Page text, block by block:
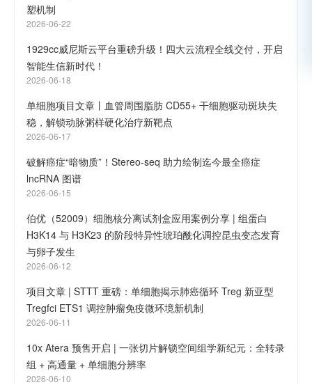
塑机制
2026-06-22
1929cc威尼斯云平台重磅升级！四大云流程全线交付，开启
智能生信新时代！
2026-06-18
单细胞项目文章丨血管周围脂肪 CD55+ 干细胞驱动斑块失
稳，解锁动脉粥样硬化治疗新靶点
2026-06-17
破解癌症“暗物质”！Stereo-seq 助力绘制迄今最全癌症
lncRNA 图谱
2026-06-15
伯优（52009）细胞核分离试剂盒应用案例分享 | 组蛋白
H3K14 与 H3K23 的阶段特异性琥珀酰化调控昆虫变态发育
与卵子发生
2026-06-12
项目文章 | STTT 重磅：单细胞揭示肺癌循环 Treg 新亚型
Tregfci ETS1 调控肿瘤免疫微环境新机制
2026-06-11
10x Atera 预售开启 | 一张切片解锁空间组学新纪元：全转录
组 + 高通量 + 单细胞分辨率
2026-06-10